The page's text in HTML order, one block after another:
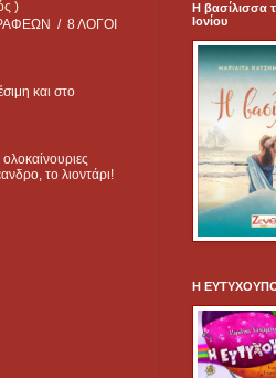
)
/ 8 ΛΟΓΟΙ
και στο
το λιοντάρι!
Η βασίλισσα
Ιονίου
Η